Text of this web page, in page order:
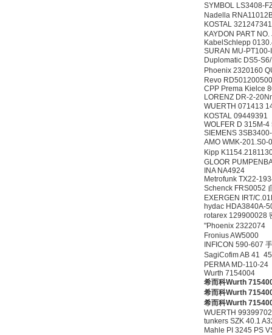
SYMBOL LS3408-
Nadella
KOSTAL
KAYDON PART
KabelSchlepp
SURAN MU-
Duplomatic DS5-
Phoenix 2320160
Revo
CPP Prema Kielce
LORENZ DR-2-
WUERTH 071413
KOSTAL 09449391
WOLFER D 315M-
SIEMENS
AMO WMK-
Kipp
GLOOR
INA NA4924
Metrofunk TX22-
Schenck FRS0052
EXERGEN IRT/
hydac HDA3840A-
rotarex 129900028
"Phoenix 2322074
Fronius AW5000
INFICON 590-607
SagiCofim AB 41
PERMA MD-110-24
Wurth 7154004
希而科Wurth
希而科Wurth
希而科Wurth
WUERTH
tunkers SZK 40.1
Mahle PI 3245 PS